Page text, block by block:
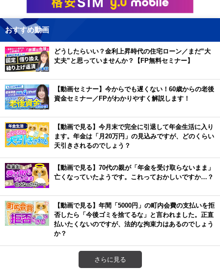
おすすめ動画
どうしたらいい？金利上昇時代の住宅ローン／まだ”大
丈夫”と思っていませんか？【FP無料セミナー】
【動画セミナー】今からでも遅くない！60歳からの老後
資金セミナー／FPがわかりやすく解説します！
【動画で見る】今月末で完全に引退して年金生活に入り
ます。年金は「月20万円」の見込みですが、どのくらい
天引きされるのでしょう？
【動画で見る】70代の親が「年金を受け取らないまま」
亡くなっていたようです。これっておかしいですか…？
【動画で見る】年間「5000円」の町内会費の支払いを拒
否したら「今後ゴミを捨てるな」と言われました。正直
払いたくないのですが、法的な拘束力はあるのでしょう
か？
さらに見る